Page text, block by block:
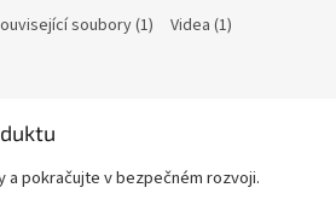
soubory (1) Videa (1)
a pokračujte v bezpečném rozvoji.